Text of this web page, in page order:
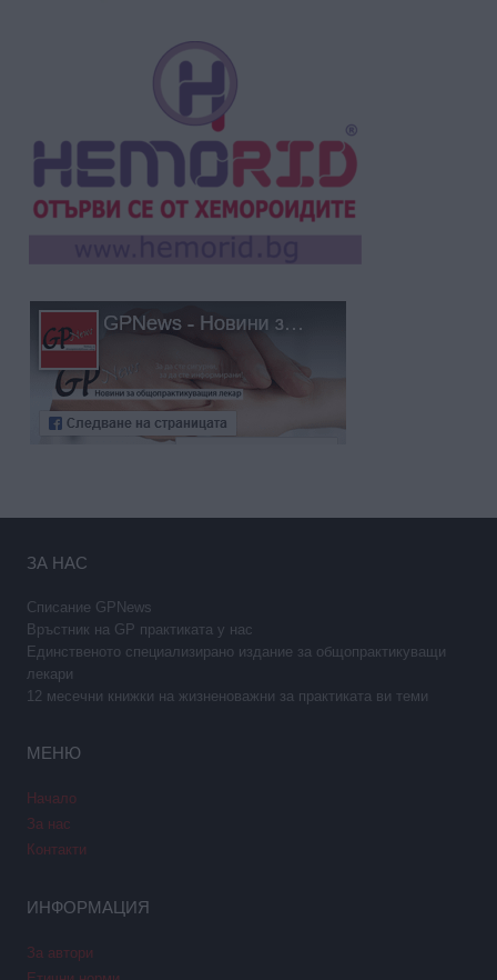
ЗА НАС
Списание GPNews
Връстник на GP практиката у нас
Единственото специализирано издание за общопрактикуващи
лекари
12 месечни книжки на жизненоважни за практиката ви теми
МЕНЮ
Начало
За нас
Контакти
ИНФОРМАЦИЯ
За автори